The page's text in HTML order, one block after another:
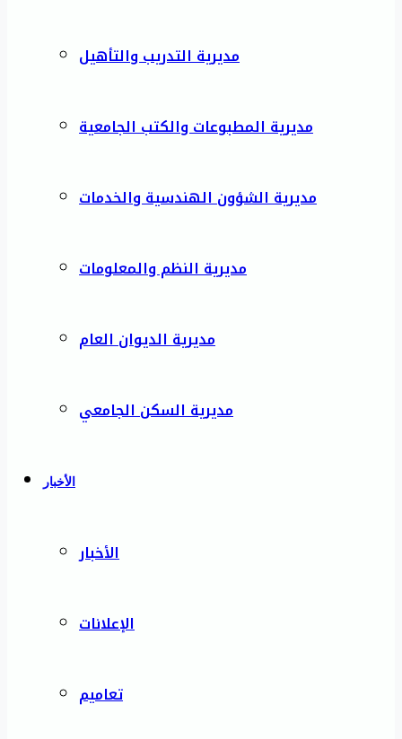
مديرية التدريب والتأهيل
مديرية المطبوعات والكتب الجامعية
مديرية الشؤون الهندسية والخدمات
مديرية النظم والمعلومات
مديرية الديوان العام
مديرية السكن الجامعي
الأخبار
الأخبار
الإعلانات
تعاميم